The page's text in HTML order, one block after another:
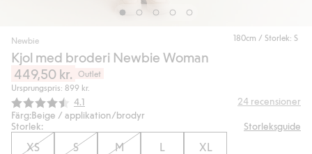
180cm / Storlek: S
Newbie
Kjol med broderi Newbie Woman
449,50 kr. Outlet
Ursprungspris: 899 kr.
Snittbetyg:
4.1 24 recensioner
Färg:Beige / applikation/brodyr
Storlek:
Storleksguide
XS S M L XL